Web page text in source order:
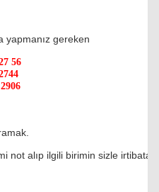
yapmanız gereken
56
not alıp ilgili birimin sizle irtibata